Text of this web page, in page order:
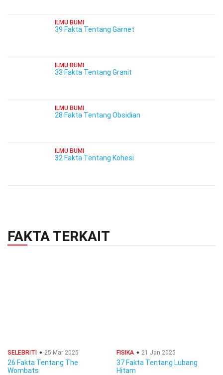
ILMU BUMI
39 Fakta Tentang Garnet
ILMU BUMI
33 Fakta Tentang Granit
ILMU BUMI
28 Fakta Tentang Obsidian
ILMU BUMI
32 Fakta Tentang Kohesi
FAKTA TERKAIT
SELEBRITI 25 Mar 2025
26 Fakta Tentang The
Wombats
FISIKA 21 Jan 2025
37 Fakta Tentang Lubang
Hitam